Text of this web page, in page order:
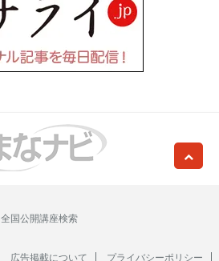
全国公開講座検索
広告掲載について プライバシーポリシー